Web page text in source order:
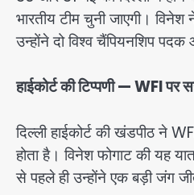
भारतीय टीम चुनी जाएगी।
उन्होंने दो विश्व चैंपियनशिप
हाईकोर्ट की टिप्पणी — WFI
दिल्ली हाईकोर्ट की खंडपीठ ने
होता है। विनेश फोगाट की यह
से पहले ही उन्होंने एक बड़ी जंग